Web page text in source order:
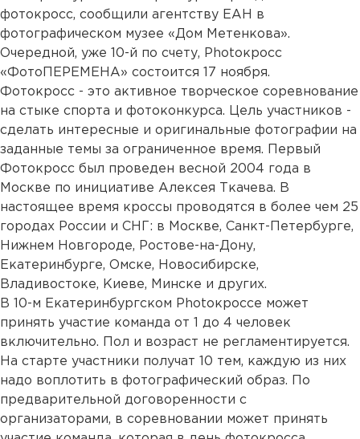
фотокросс, сообщили агентству ЕАН в
фотографическом музее «Дом Метенкова».
Очередной, уже 10-й по счету, Photoкросс
«ФотоПЕРЕМЕНА» состоится 17 ноября.
Фотокросс - это активное творческое соревнование
на стыке спорта и фотоконкурса. Цель участников -
сделать интересные и оригинальные фотографии на
заданные темы за ограниченное время. Первый
Фотокросс был проведен весной 2004 года в
Москве по инициативе Алексея Ткачева. В
настоящее время кроссы проводятся в более чем 25
городах России и СНГ: в Москве, Санкт-Петербурге,
Нижнем Новгороде, Ростове-на-Дону,
Екатеринбурге, Омске, Новосибирске,
Владивостоке, Киеве, Минске и других.
В 10-м Екатеринбургском Photoкроссе может
принять участие команда от 1 до 4 человек
включительно. Пол и возраст не регламентируется.
На старте участники получат 10 тем, каждую из них
надо воплотить в фотографический образ. По
предварительной договоренности с
организаторами, в соревновании может принять